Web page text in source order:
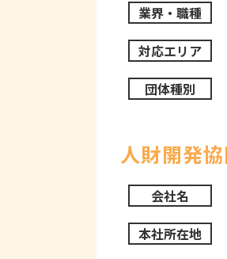
業界・職種
対応エリア
団体種別
人財開発
会社名
本社所在地